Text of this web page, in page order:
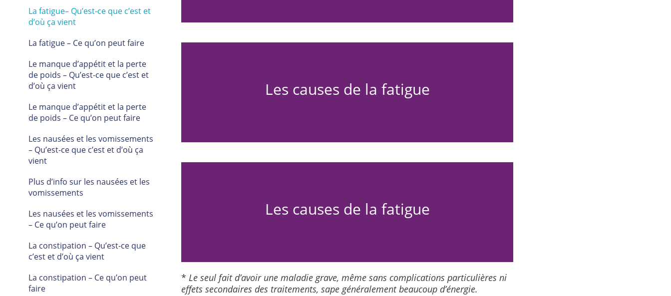
La fatigue– Qu’est-ce que c’est et
d’où ça vient
La fatigue – Ce qu’on peut faire
Le manque d’appétit et la perte
de poids – Qu’est-ce que c’est et
d’où ça vient
Le manque d’appétit et la perte
de poids – Ce qu’on peut faire
Les nausées et les vomissements
– Qu’est-ce que c’est et d’où ça
vient
Plus d’info sur les nausées et les
vomissements
Les nausées et les vomissements
– Ce qu’on peut faire
La constipation – Qu’est-ce que
c’est et d’où ça vient
La constipation – Ce qu’on peut
faire
Les causes de la fatigue
des traitements
Les causes de la fatigue
ou anémie
* Le seul fait d’avoir une maladie grave, même sans complications particulières ni
effets secondaires des traitements, sape généralement beaucoup d’énergie.